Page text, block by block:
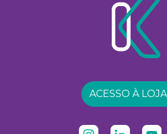
ACESSO À LOJA